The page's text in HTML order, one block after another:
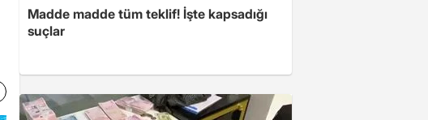
Madde madde tüm teklif! İşte kapsadığı
suçlar